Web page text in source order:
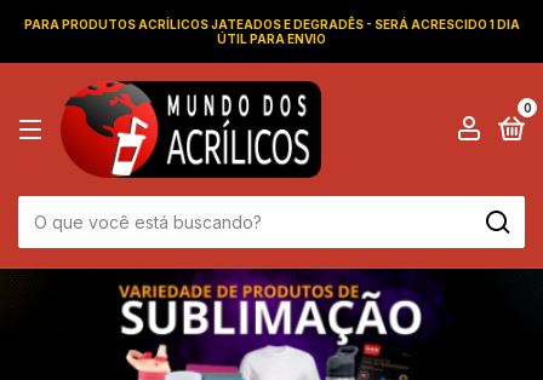
PARA PRODUTOS ACRÍLICOS JATEADOS E DEGRADÊS - SERÁ ACRESCIDO 1 DIA
ÚTIL PARA ENVIO
0